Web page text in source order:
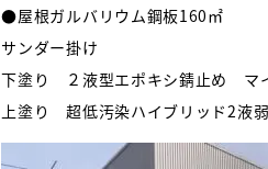
●屋根ガルバリウム鋼板160㎡
サンダー掛け
下塗り ２液型エポキシ錆止め マ
上塗り 超低汚染ハイブリッド2液